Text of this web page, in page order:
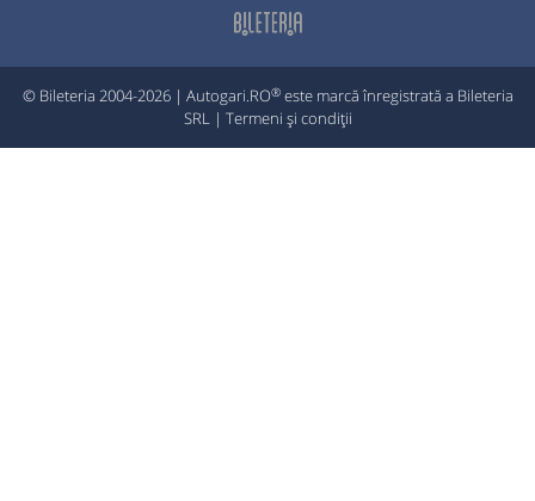
© Bileteria 2004-2026 | Autogari.RO®este marcă înregistrată a Bileteria
SRL | Termeni și condiții